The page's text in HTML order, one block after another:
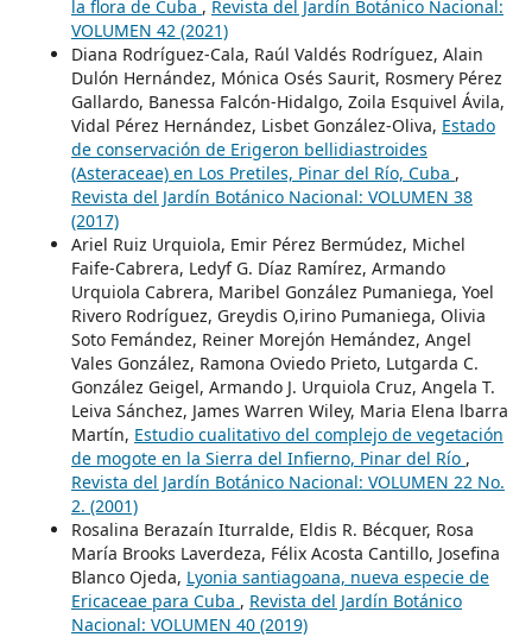
la flora de Cuba , Revista del Jardín Botánico Nacional:
VOLUMEN 42 (2021)
Diana Rodríguez-Cala, Raúl Valdés Rodríguez, Alain
Dulón Hernández, Mónica Osés Saurit, Rosmery Pérez
Gallardo, Banessa Falcón-Hidalgo, Zoila Esquivel Ávila,
Vidal Pérez Hernández, Lisbet González-Oliva, Estado
de conservación de Erigeron bellidiastroides
(Asteraceae) en Los Pretiles, Pinar del Río, Cuba ,
Revista del Jardín Botánico Nacional: VOLUMEN 38
(2017)
Ariel Ruiz Urquiola, Emir Pérez Bermúdez, Michel
Faife-Cabrera, Ledyf G. Díaz Ramírez, Armando
Urquiola Cabrera, Maribel González Pumaniega, Yoel
Rivero Rodríguez, Greydis O,irino Pumaniega, Olivia
Soto Femández, Reiner Morejón Hemández, Angel
Vales González, Ramona Oviedo Prieto, Lutgarda C.
González Geigel, Armando J. Urquiola Cruz, Angela T.
Leiva Sánchez, James Warren Wiley, Maria Elena lbarra
Martín, Estudio cualitativo del complejo de vegetación
de mogote en la Sierra del Infierno, Pinar del Río ,
Revista del Jardín Botánico Nacional: VOLUMEN 22 No.
2. (2001)
Rosalina Berazaín Iturralde, Eldis R. Bécquer, Rosa
María Brooks Laverdeza, Félix Acosta Cantillo, Josefina
Blanco Ojeda, Lyonia santiagoana, nueva especie de
Ericaceae para Cuba , Revista del Jardín Botánico
Nacional: VOLUMEN 40 (2019)